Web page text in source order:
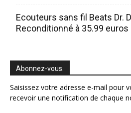
Ecouteurs sans fil Beats Dr.
Reconditionné à 35.99 euros
Abonnez-vous.
Saisissez votre adresse e-mail pour
recevoir une notification de chaque